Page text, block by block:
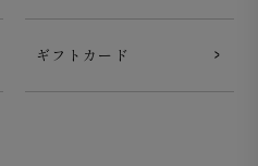
ギフトカード